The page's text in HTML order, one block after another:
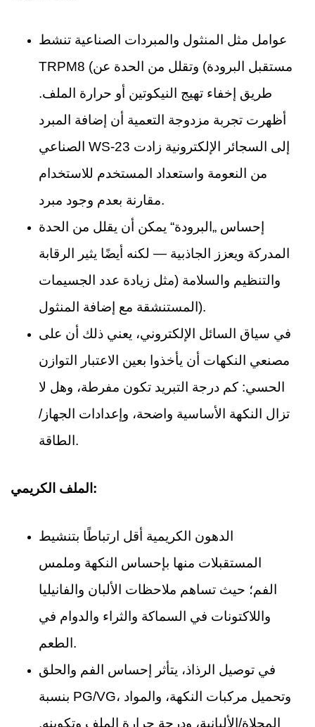
عوامل مثل المنثول والمبردات الصناعية تنشط
TRPM8 (مستقبل البرودة) وتقلل من الحدة عن
طريق إخفاء تهيج النيكوتين أو حرارة الملف.
أظهرت تجربة مزدوجة التعمية أن إضافة المبرد
الصناعي WS-23 إلى السجائر الإلكترونية زادت
من النعومة واستعداد المستخدم للاستخدام
مقارنة بعدم وجود مبرد.
إحساس „البرودة“ يمكن أن يقلل من الحدة
المدركة ويعزز الجاذبية — لكنه أيضًا يثير الرقابة
والتنظيم والسلامة (مثل زيادة عدد الجسيمات
المستنشقة مع إضافة المنثول).
في سياق السائل الإلكتروني، يعني ذلك أن على
مصنعي النكهات أن يأخذوا بعين الاعتبار التوازن
الحسي: كم درجة التبريد تكون مفرطة، وهل لا
تزال النكهة الأساسية واضحة، وإعدادات الجهاز/
الطاقة.
الملف الكريمي:
الدهون الكريمية أقل ارتباطًا بتنشيط
المستقبلات منها بإحساس النكهة وملمس
الفم؛ حيث تساهم ملاحظات الألبان والفانيليا
واللاكتونات في السماكة والثراء والدوام في
الطعم.
في توصيل الرذاذ، يتأثر إحساس الفم والحلق
بنسبة PG/VG، وتحميل مركبات النكهة، والمواد
المحلاة/الألبانية، ودرجة حرارة الملف وتكوينه.